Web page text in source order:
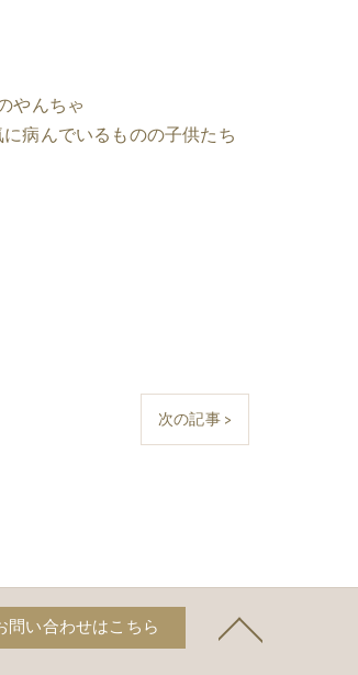
やんちゃ
病んでいるものの子供たち
次の記事 >
問い合わせはこちら